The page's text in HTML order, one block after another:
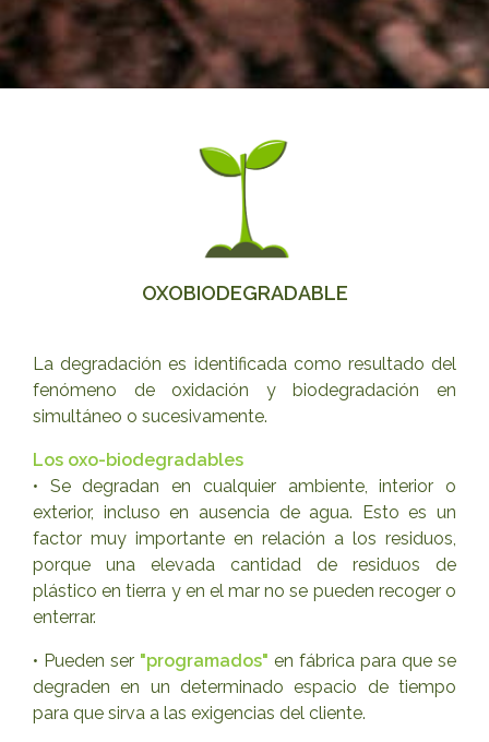
OXOBIODEGRADABLE
La degradación es identificada como resultado del
fenómeno de oxidación y biodegradación en
simultáneo o sucesivamente.
Los oxo-biodegradables
• Se degradan en cualquier ambiente, interior o
exterior, incluso en ausencia de agua. Esto es un
factor muy importante en relación a los residuos,
porque una elevada cantidad de residuos de
plástico en tierra y en el mar no se pueden recoger o
enterrar.
• Pueden ser "programados" en fábrica para que se
degraden en un determinado espacio de tiempo
para que sirva a las exigencias del cliente.